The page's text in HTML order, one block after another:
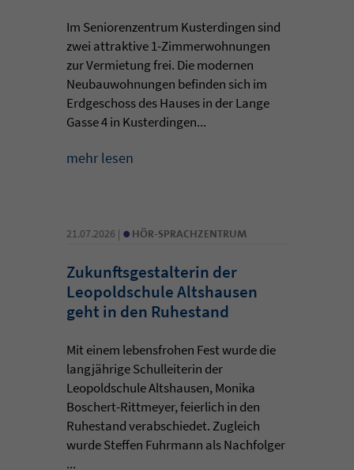
Im Seniorenzentrum Kusterdingen sind
zwei attraktive 1-Zimmerwohnungen
zur Vermietung frei. Die modernen
Neubauwohnungen befinden sich im
Erdgeschoss des Hauses in der Lange
Gasse 4 in Kusterdingen...
mehr lesen
21.07.2026 | • HÖR-SPRACHZENTRUM
Zukunftsgestalterin der
Leopoldschule Altshausen
geht in den Ruhestand
Mit einem lebensfrohen Fest wurde die
langjährige Schulleiterin der
Leopoldschule Altshausen, Monika
Boschert-Rittmeyer, feierlich in den
Ruhestand verabschiedet. Zugleich
wurde Steffen Fuhrmann als Nachfolger
...